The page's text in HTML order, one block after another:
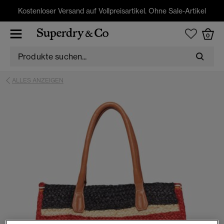
Kostenloser Versand auf Vollpreisartikel. Ohne Sale-Artikel
0
ALLES ANZEIGEN